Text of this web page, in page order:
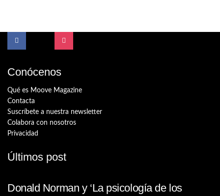
Conócenos
Qué es Moove Magazine
Contacta
Suscríbete a nuestra newsletter
Colabora con nosotros
Privacidad
Últimos post
Donald Norman y ‘La psicología de los